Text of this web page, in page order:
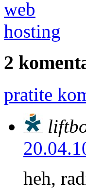
2
pratite
heh,